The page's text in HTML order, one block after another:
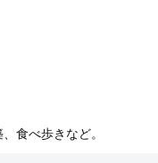
食べ歩きなど。